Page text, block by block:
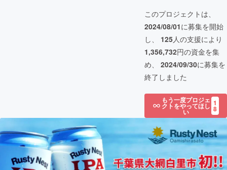
このプロジェクトは、
2024/08/01に募集を開始
し、 125人の支援により
1,356,732円の資金を集
め、 2024/09/30に募集を
終了しました
もう一度プロジェ
クトをやってほし
い
1
8